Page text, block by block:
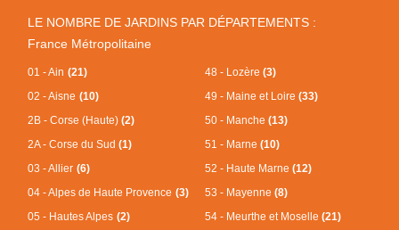
LE NOMBRE DE JARDINS PAR DÉPARTEMENTS :
France Métropolitaine
01 - Ain(21)
02 - Aisne(10)
2B - Corse (Haute)(2)
2A - Corse du Sud(1)
03 - Allier(6)
04 - Alpes de Haute Provence(3)
05 - Hautes Alpes(2)
48 - Lozère (3)
49 - Maine et Loire (33)
50 - Manche (13)
51 - Marne (10)
52 - Haute Marne (12)
53 - Mayenne (8)
54 - Meurthe et Moselle (21)